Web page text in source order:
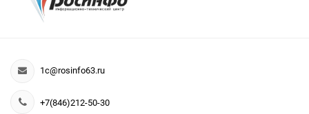
1c@rosinfo63.ru
+7(846)212-50-30